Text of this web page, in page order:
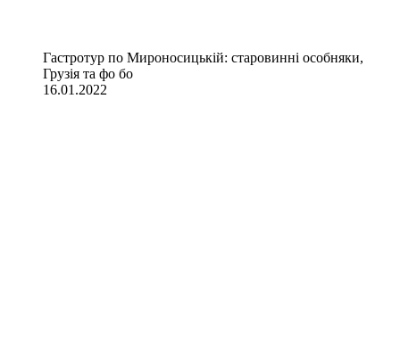
Гастротур по Мироносицькій: старовинні особняки,
Грузія та фо бо
16.01.2022